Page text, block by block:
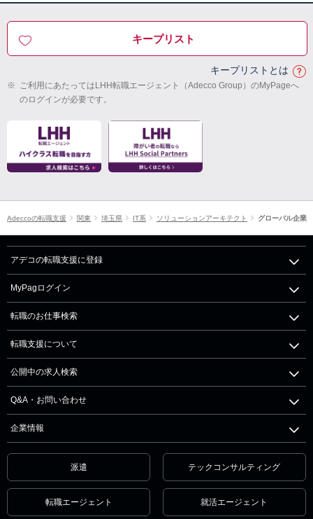
キープリスト
キープリストとは
※ ご利用にあたってはLHH転職エージェント（Adecco Group）のMyPageへ
のログインが必要です。
Adeccoの転職支援 関東 埼玉県 IT系 ソリューションアーキテクト グローバル企業
アデコの転職支援に登録
MyPagログイン
転職のお仕事検索
転職支援について
公開中の求人検索
Q&A・お問い合わせ
企業情報
派遣 テックコンサルティング
転職エージェント 就活エージェント